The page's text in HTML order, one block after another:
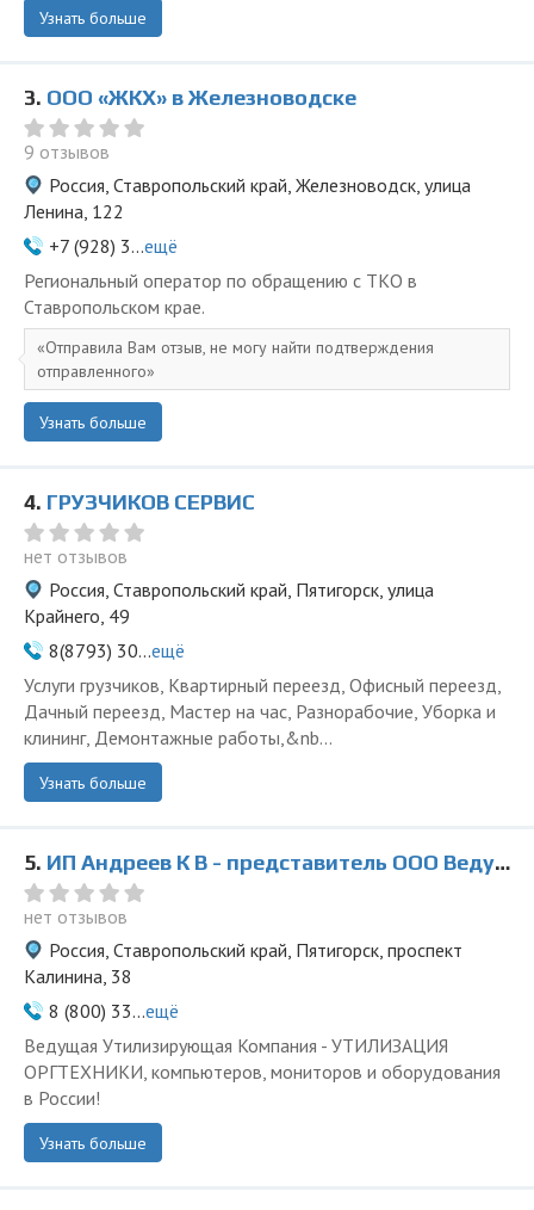
Узнать больше
3. ООО «ЖКХ» в Железноводске
9 отзывов
Россия, Ставропольский край, Железноводск, улица
Ленина, 122
+7 (928) 3...ещё
Региональный оператор по обращению с ТКО в
Ставропольском крае.
Отправила Вам отзыв, не могу найти подтверждения
отправленного
Узнать больше
4. ГРУЗЧИКОВ СЕРВИС
нет отзывов
Россия, Ставропольский край, Пятигорск, улица
Крайнего, 49
8(8793) 30...ещё
Услуги грузчиков, Квартирный переезд, Офисный переезд,
Дачный переезд, Мастер на час, Разнорабочие, Уборка и
клининг, Демонтажные работы,&nb...
Узнать больше
5. ИП Андреев К В - представитель ООО Ведущая Утилизирующая Компания
нет отзывов
Россия, Ставропольский край, Пятигорск, проспект
Калинина, 38
8 (800) 33...ещё
Ведущая Утилизирующая Компания - УТИЛИЗАЦИЯ
ОРГТЕХНИКИ, компьютеров, мониторов и оборудования
в России!
Узнать больше